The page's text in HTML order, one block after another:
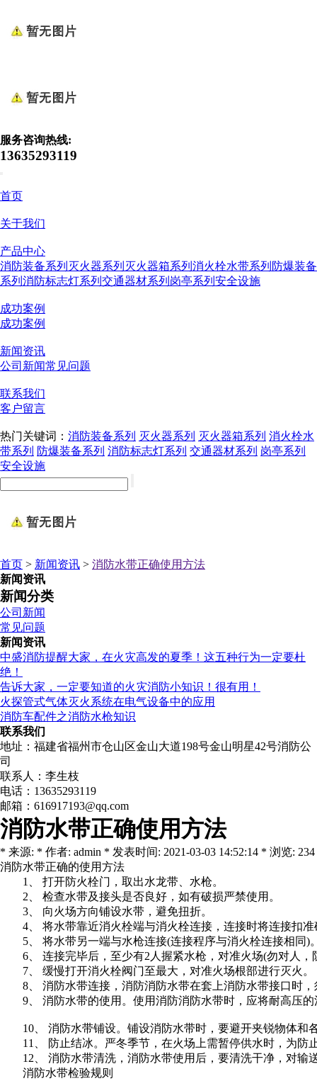
服务咨询热线:
13635293119
首页
关于我们
产品中心
消防装备系列 灭火器系列 灭火器箱系列 消火栓水带系列 防爆装备
系列 消防标志灯系列 交通器材系列 岗亭系列 安全设施
成功案例
成功案例
新闻资讯
公司新闻常见问题
联系我们
客户留言
热门关键词： 消防装备系列 灭火器系列 灭火器箱系列 消火栓水
带系列 防爆装备系列 消防标志灯系列 交通器材系列 岗亭系列
安全设施
首页 > 新闻资讯 > 消防水带正确使用方法
新闻资讯
新闻分类
公司新闻
常见问题
新闻资讯
中盛消防提醒大家，在火灾高发的夏季！这五种行为一定要杜
绝！
告诉大家，一定要知道的火灾消防小知识！很有用！
火探管式气体灭火系统在电气设备中的应用
消防车配件之消防水枪知识
联系我们
地址：福建省福州市仓山区金山大道198号金山明星42号消防公
司
联系人：李生枝
电话：13635293119
邮箱：616917193@qq.com
消防水带正确使用方法
* 来源: * 作者: admin * 发表时间: 2021-03-03 14:52:14 * 浏览: 234
消防水带正确的使用方法
1、 打开防火栓门，取出水龙带、水枪。
2、 检查水带及接头是否良好，如有破损严禁使用。
3、 向火场方向铺设水带，避免扭折。
4、 将水带靠近消火栓端与消火栓连接，连接时将连接扣准
5、 将水带另一端与水枪连接(连接程序与消火栓连接相同)
6、 连接完毕后，至少有2人握紧水枪，对准火场(勿对人，
7、 缓慢打开消火栓阀门至最大，对准火场根部进行灭火。
8、 消防水带连接，消防消防水带在套上消防水带接口时，
9、 消防水带的使用。使用消防消防水带时，应将耐高压的
10、 消防水带铺设。铺设消防水带时，要避开夹锐物体和
11、 防止结冰。严冬季节，在火场上需暂停供水时，为防
12、 消防水带清洗，消防水带使用后，要清洗干净，对输
消防水带检验规则